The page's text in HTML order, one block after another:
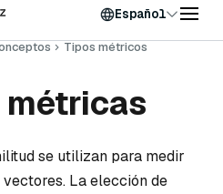
Español
Tipos métricos
métricas
se utilizan para medir
La elección de